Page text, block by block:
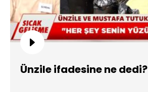
Ünzile ifadesine ne dedi?